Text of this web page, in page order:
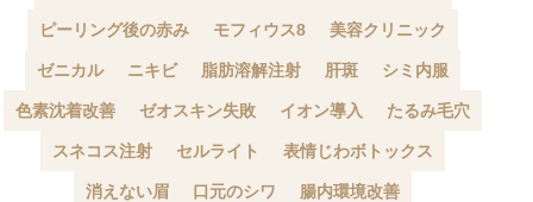
ピーリング後の赤み モフィウス8 美容クリニック
ゼニカル ニキビ 脂肪溶解注射 肝斑 シミ内服
色素沈着改善 ゼオスキン失敗 イオン導入 たるみ毛穴
スネコス注射 セルライト 表情じわボトックス
消えない眉 口元のシワ 腸内環境改善